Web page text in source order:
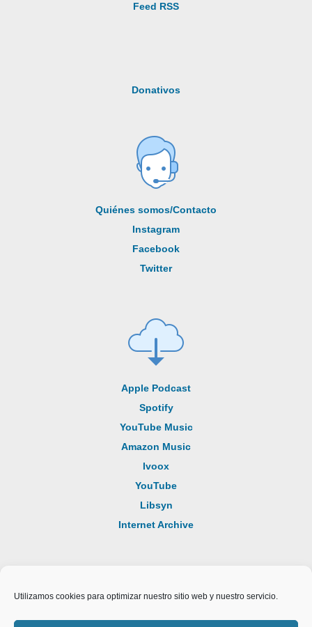
Utilizamos cookies para optimizar nuestro sitio web y nuestro servicio.
Feed RSS
Donativos
Quiénes somos/Contacto
Instagram
Facebook
Twitter
Apple Podcast
Spotify
YouTube Music
Amazon Music
Ivoox
YouTube
Libsyn
Internet Archive
® Memorias de un tambor. Los audios están alojados en Libsyn, con